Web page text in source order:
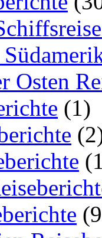
Osten
(1)